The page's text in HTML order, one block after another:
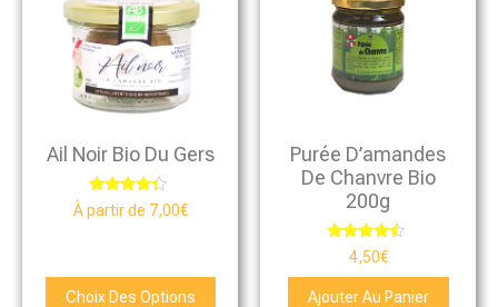
Ail Noir Bio Du Gers
Note
4.13
À partir de 7,00€
Choix Des Options
Purée D’amandes
De Chanvre Bio
200g
Note
4.25
sur 5
4,50€
Ajouter Au Panier